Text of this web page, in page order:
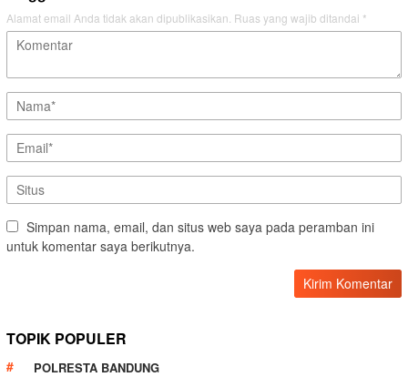
Alamat email Anda tidak akan dipublikasikan. Ruas yang wajib ditandai *
Simpan nama, email, dan situs web saya pada peramban ini
untuk komentar saya berikutnya.
TOPIK POPULER
POLRESTA BANDUNG